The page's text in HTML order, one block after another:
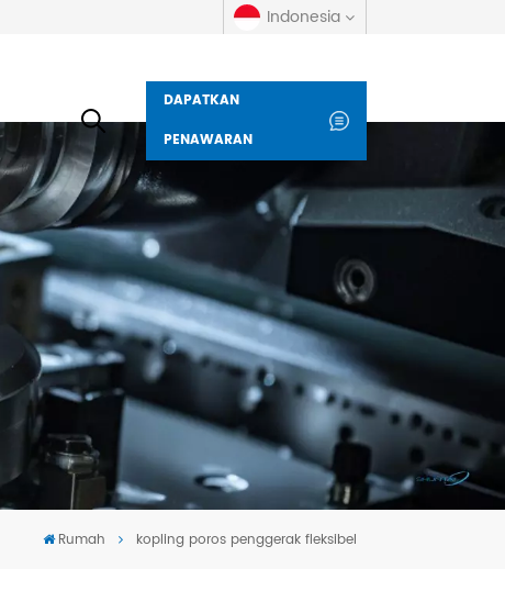
Indonesia
русский
español
العربية
Deutsch
italiano
français
Indonesia
DAPATKAN
PENAWARAN
Rumah kopling poros penggerak fleksibel